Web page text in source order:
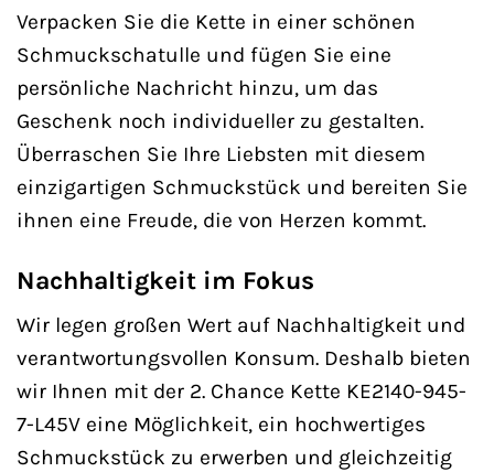
Verpacken Sie die Kette in einer schönen
Schmuckschatulle und fügen Sie eine
persönliche Nachricht hinzu, um das
Geschenk noch individueller zu gestalten.
Überraschen Sie Ihre Liebsten mit diesem
einzigartigen Schmuckstück und bereiten Sie
ihnen eine Freude, die von Herzen kommt.
Nachhaltigkeit im Fokus
Wir legen großen Wert auf Nachhaltigkeit und
verantwortungsvollen Konsum. Deshalb bieten
wir Ihnen mit der 2. Chance Kette KE2140-945-
7-L45V eine Möglichkeit, ein hochwertiges
Schmuckstück zu erwerben und gleichzeitig